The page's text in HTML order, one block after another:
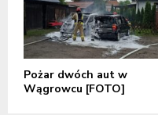
Pożar dwóch aut w
Wągrowcu [FOTO]